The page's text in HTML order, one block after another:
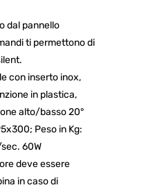
dal pannello
ti permettono di
con inserto inox,
in plastica,
alto/basso 20°
Peso in Kg:
60W
deve essere
in caso di